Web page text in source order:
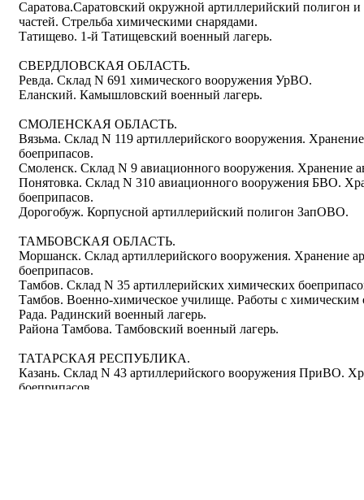
Саратова.Саратовский окружной артиллерийский полигон
частей. Стрельба химическими снарядами.
Татищево. 1-й Татищевский военный лагерь.
СВЕРДЛОВСКАЯ ОБЛАСТЬ.
Ревда. Склад N 691 химического вооружения УрВО.
Еланский. Камышловский военный лагерь.
СМОЛЕНСКАЯ ОБЛАСТЬ.
Вязьма. Склад N 119 артиллерийского вооружения.
боеприпасов.
Смоленск. Склад N 9 авиационного вооружения. Хранение
Понятовка. Склад N 310 авиационного вооружения БВО.
боеприпасов.
Дорогобуж. Корпусной артиллерийский полигон ЗапОВО.
ТАМБОВСКАЯ ОБЛАСТЬ.
Моршанск. Склад артиллерийского вооружения. Хранение
боеприпасов.
Тамбов. Склад N 35 артиллерийских химических
Тамбов. Военно-химическое училище. Работы с химическим
Рада. Радинский военный лагерь.
Района Тамбова. Тамбовский военный лагерь.
ТАТАРСКАЯ РЕСПУБЛИКА.
Казань. Склад N 43 артиллерийского вооружения ПриВО.
боеприпасов.